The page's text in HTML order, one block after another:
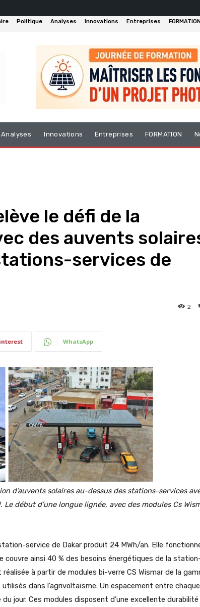
Politique Analyses Innovations Entreprises
Analyses Innovations Entreprises FORMATION
le défi de la
des auvents
services de
2
WhatsApp
d’auvents solaires au-dessus des stations-services
début d’une longue lignée, avec des modules Cs
service de Dakar produit 24 MWh/an. Elle
couvre ainsi 40 % des besoins énergétiques de la
à partir de modules bi-verre CS Wismar de la
dans l’agrivoltaïsme. Un espacement entre chaque
jour. Ces modules disposent d’une excellente